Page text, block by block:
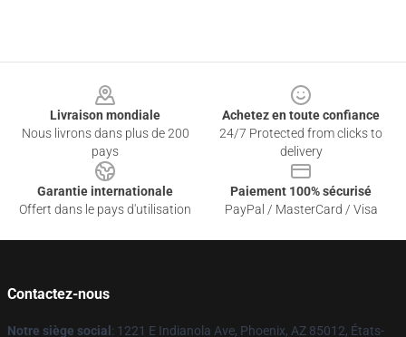
Livraison mondiale
Nous livrons dans plus de 200
pays
Achetez en toute confiance
24/7 Protected from clicks to
delivery
Garantie internationale
Offert dans le pays d'utilisation
Paiement 100% sécurisé
PayPal / MasterCard / Visa
Contactez-nous
Notre siège social : 1221 E Indianola Ave, Phoenix, AZ 85012, États-